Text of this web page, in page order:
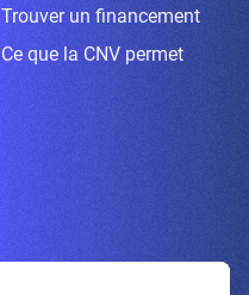
Trouver un financement
Ce que la CNV permet